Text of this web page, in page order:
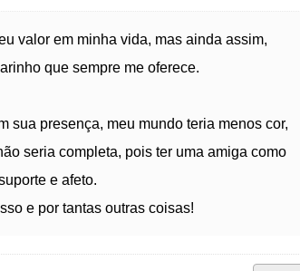
valor em minha vida, mas ainda assim,
que sempre me oferece.
sua presença, meu mundo teria menos cor,
seria completa, pois ter uma amiga como
e afeto.
e por tantas outras coisas!